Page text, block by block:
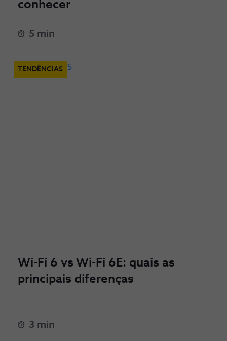
conhecer
5 min
TENDÊNCIAS
Wi-Fi 6 vs Wi-Fi 6E: quais as
principais diferenças
3 min